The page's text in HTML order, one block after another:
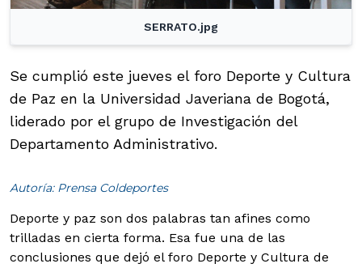
SERRATO.jpg
Se cumplió este jueves el foro Deporte y Cultura
de Paz en la Universidad Javeriana de Bogotá,
liderado por el grupo de Investigación del
Departamento Administrativo.
Autoría: Prensa Coldeportes
Deporte y paz son dos palabras tan afines como
trilladas en cierta forma. Esa fue una de las
conclusiones que dejó el foro Deporte y Cultura de